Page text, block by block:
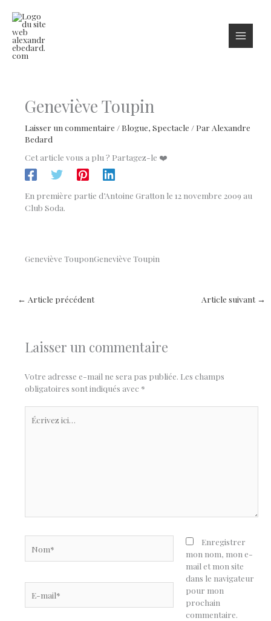
au
contenu
Geneviève Toupin
Laisser un commentaire / Blogue,Spectacle / Par Alexandre
Bedard
Cet article vous a plu ? Partagez-le ❤️
En première partie d’Antoine Gratton le 12 novembre 2009 au
Club Soda.
Geneviève TouponGeneviève Toupin
← Article précédent Article suivant →
Laisser un commentaire
Votre adresse e-mail ne sera pas publiée. Les champs
obligatoires sont indiqués avec *
ici…
mail*
Enregistrer
mon nom, mon e-
mail et mon site
dans le navigateur
pour mon
prochain
commentaire.